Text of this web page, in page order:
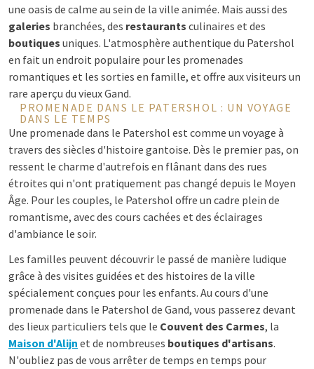
une oasis de calme au sein de la ville animée. Mais aussi des
galeries branchées, des restaurants culinaires et des
boutiques uniques. L'atmosphère authentique du Patershol
en fait un endroit populaire pour les promenades
romantiques et les sorties en famille, et offre aux visiteurs un
rare aperçu du vieux Gand.
PROMENADE DANS LE PATERSHOL : UN VOYAGE
DANS LE TEMPS
Une promenade dans le Patershol est comme un voyage à
travers des siècles d'histoire gantoise. Dès le premier pas, on
ressent le charme d'autrefois en flânant dans des rues
étroites qui n'ont pratiquement pas changé depuis le Moyen
Âge. Pour les couples, le Patershol offre un cadre plein de
romantisme, avec des cours cachées et des éclairages
d'ambiance le soir.
Les familles peuvent découvrir le passé de manière ludique
grâce à des visites guidées et des histoires de la ville
spécialement conçues pour les enfants. Au cours d'une
promenade dans le Patershol de Gand, vous passerez devant
des lieux particuliers tels que le Couvent des Carmes, la
Maison d'Alijn et de nombreuses boutiques d'artisans.
N'oubliez pas de vous arrêter de temps en temps pour